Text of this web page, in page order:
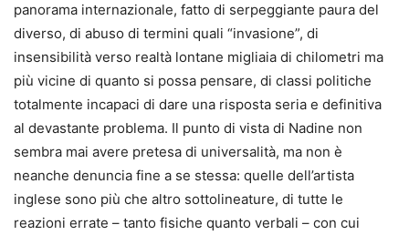
panorama internazionale, fatto di serpeggiante paura del
diverso, di abuso di termini quali “invasione”, di
insensibilità verso realtà lontane migliaia di chilometri ma
più vicine di quanto si possa pensare, di classi politiche
totalmente incapaci di dare una risposta seria e definitiva
al devastante problema. Il punto di vista di Nadine non
sembra mai avere pretesa di universalità, ma non è
neanche denuncia fine a se stessa: quelle dell’artista
inglese sono più che altro sottolineature, di tutte le
reazioni errate – tanto fisiche quanto verbali – con cui